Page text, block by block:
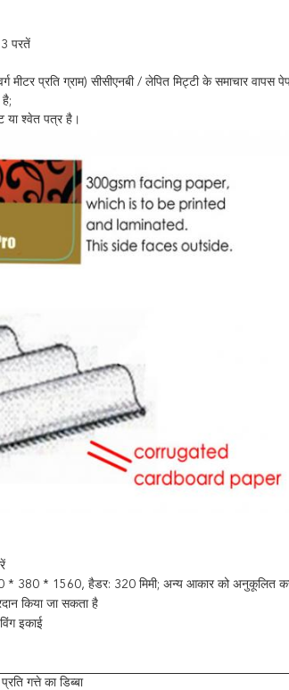
3 परतें
प्रति ग्राम) सीसीएनबी / लेपित मिट्टी के समाचार वापस
या श्वेत पत्र है।
* 380 * 1560, हैडर: 320 मिमी; अन्य आकार को अनुकूलित
किया जा सकता है
इकाई
गत्ते का डिब्बा